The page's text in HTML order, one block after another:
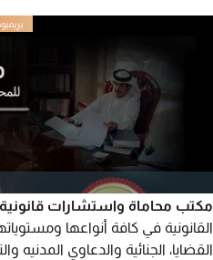
مكتب محاماة واستشارات
القانونية في كافة أنواعها
القضايا، الجنائية والدعاوي المدنيه